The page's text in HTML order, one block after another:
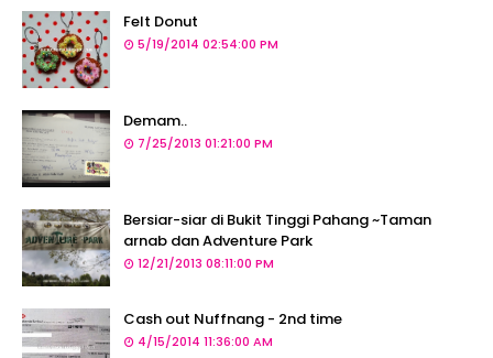
Felt Donut
5/19/2014 02:54:00 PM
Demam..
7/25/2013 01:21:00 PM
Bersiar-siar di Bukit Tinggi Pahang ~Taman
arnab dan Adventure Park
12/21/2013 08:11:00 PM
Cash out Nuffnang - 2nd time
4/15/2014 11:36:00 AM